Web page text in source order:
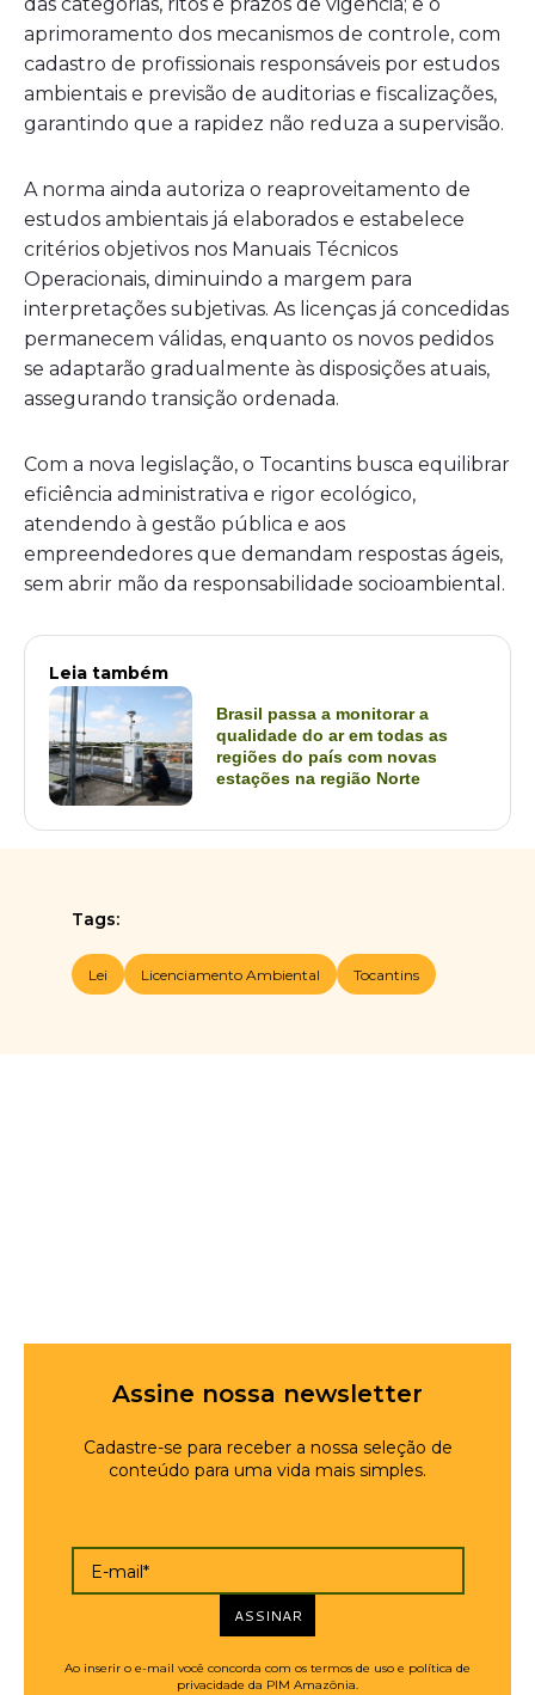
aprimoramento dos mecanismos de controle, com
cadastro de profissionais responsáveis por estudos
ambientais e previsão de auditorias e fiscalizações,
garantindo que a rapidez não reduza a supervisão.
A norma ainda autoriza o reaproveitamento de
estudos ambientais já elaborados e estabelece
critérios objetivos nos Manuais Técnicos
Operacionais, diminuindo a margem para
interpretações subjetivas. As licenças já concedidas
permanecem válidas, enquanto os novos pedidos
se adaptarão gradualmente às disposições atuais,
assegurando transição ordenada.
Com a nova legislação, o Tocantins busca equilibrar
eficiência administrativa e rigor ecológico,
atendendo à gestão pública e aos
empreendedores que demandam respostas ágeis,
sem abrir mão da responsabilidade socioambiental.
Leia também
Brasil passa a monitorar a
qualidade do ar em todas as
regiões do país com novas
estações na região Norte
Tags:
Lei Licenciamento Ambiental Tocantins
Assine nossa newsletter
Cadastre-se para receber a nossa seleção de
conteúdo para uma vida mais simples.
E-mail*
ASSINAR
Ao inserir o e-mail você concorda com os termos de uso e política de
privacidade da PIM Amazônia.